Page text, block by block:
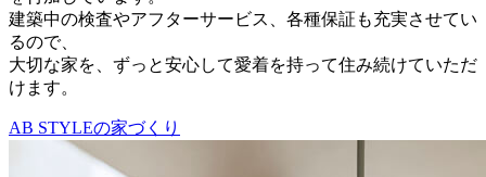
建築中の検査やアフターサービス、各種保証も充実させてい
るので、
大切な家を、ずっと安心して愛着を持って住み続けていただ
けます。
AB STYLEの家づくり